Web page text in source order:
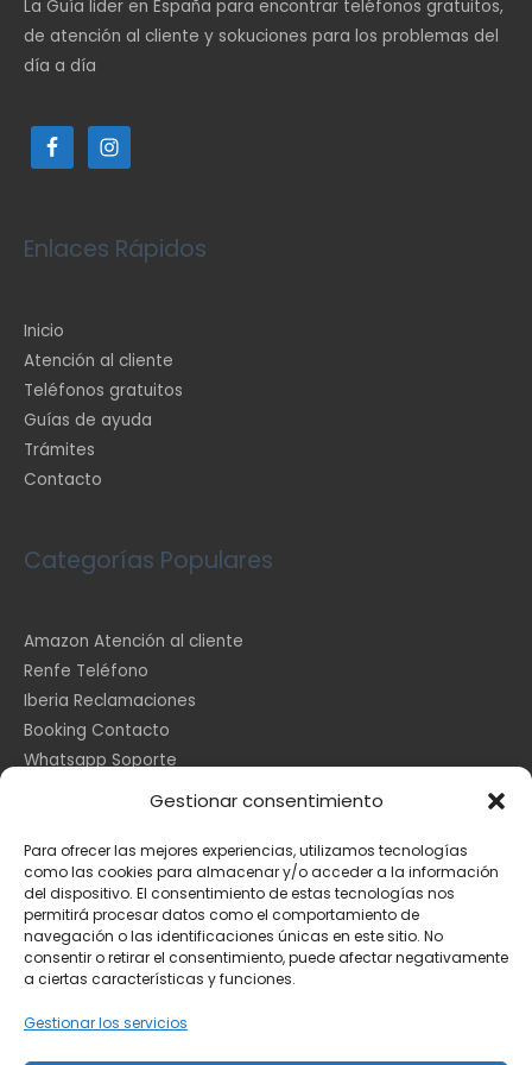
Gestionar consentimiento
Para ofrecer las mejores experiencias, utilizamos tecnologías
como las cookies para almacenar y/o acceder a la información
del dispositivo. El consentimiento de estas tecnologías nos
permitirá procesar datos como el comportamiento de
navegación o las identificaciones únicas en este sitio. No
consentir o retirar el consentimiento, puede afectar negativamente
a ciertas características y funciones.
Gestionar los servicios
La Guía lider en España para encontrar teléfonos gratuitos,
de atención al cliente y sokuciones para los problemas del
día a día
Enlaces Rápidos
Inicio
Atención al cliente
Teléfonos gratuitos
Guías de ayuda
Trámites
Contacto
Categorías Populares
Amazon Atención al cliente
Renfe Teléfono
Iberia Reclamaciones
Booking Contacto
Whatsapp Soporte
Información Legal
Aviso Legal
Política de Cookies